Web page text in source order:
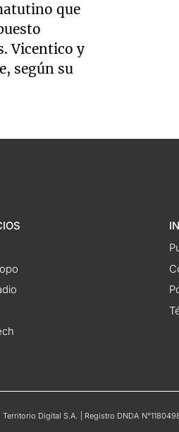
que
Vicentico y
según su
Digital S.A. | Registro DNDA